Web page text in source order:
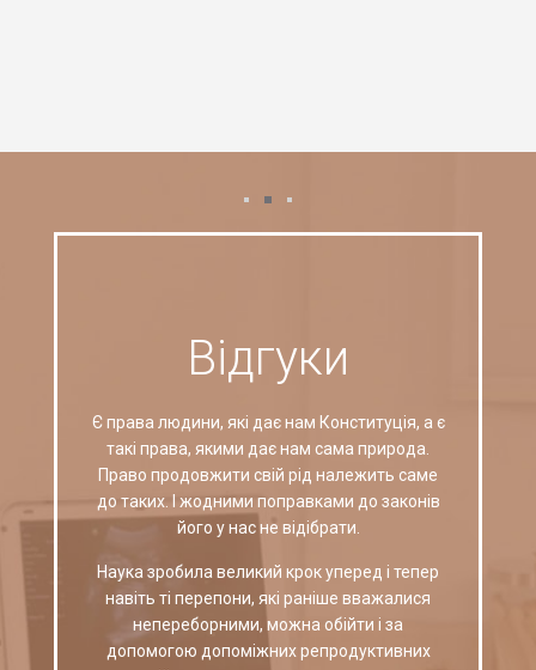
Відгуки
Є права людини, які дає нам Конституція, а є
такі права, якими дає нам сама природа.
Право продовжити свій рід належить саме
до таких. І жодними поправками до законів
його у нас не відібрати.
Наука зробила великий крок уперед і тепер
навіть ті перепони, які раніше вважалися
непереборними, можна обійти і за
допомогою допоміжних репродуктивних